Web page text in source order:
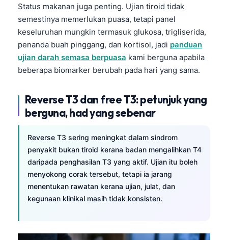
Status makanan juga penting. Ujian tiroid tidak
semestinya memerlukan puasa, tetapi panel
keseluruhan mungkin termasuk glukosa, trigliserida,
penanda buah pinggang, dan kortisol, jadi panduan
ujian darah semasa berpuasa kami berguna apabila
beberapa biomarker berubah pada hari yang sama.
Reverse T3 dan free T3: petunjuk yang
berguna, had yang sebenar
Reverse T3 sering meningkat dalam sindrom
penyakit bukan tiroid kerana badan mengalihkan T4
daripada penghasilan T3 yang aktif. Ujian itu boleh
menyokong corak tersebut, tetapi ia jarang
menentukan rawatan kerana ujian, julat, dan
kegunaan klinikal masih tidak konsisten.